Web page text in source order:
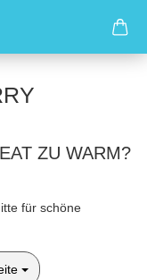
ZU WARM?
für schöne